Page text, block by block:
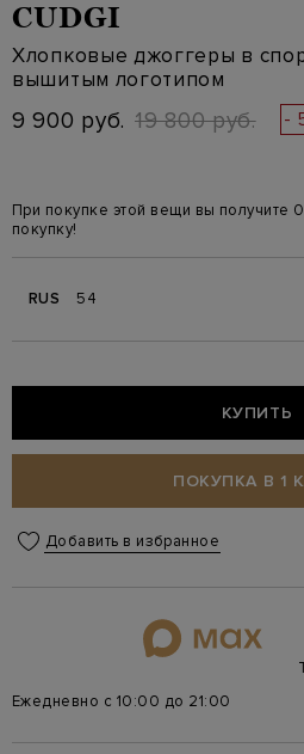
CUDGI
Хлопковые джоггеры в
вышитым логотипом
9 900 руб. 19 800 руб. -
При покупке этой вещи вы получите
покупку!
RUS 54
КУПИТЬ
ПОКУПКА В 1
Добавить в избранное
Ежедневно с 10:00 до 21:00